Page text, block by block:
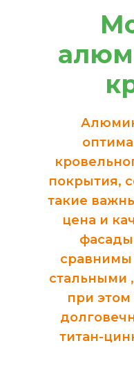
покрытия,
такие
цена и
сравнимы
стальными
при
титан-